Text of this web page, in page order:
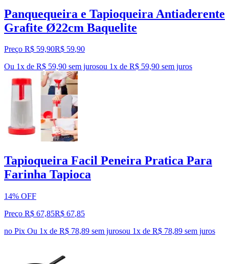
Panquequeira e Tapioqueira Antiaderente
Grafite Ø22cm Baquelite
Preço R$ 59,90R$ 59,90
Ou 1x de R$ 59,90 sem jurosou 1x de R$ 59,90 sem juros
Tapioqueira Facil Peneira Pratica Para
Farinha Tapioca
14% OFF
Preço R$ 67,85R$ 67,85
no Pix Ou 1x de R$ 78,89 sem jurosou 1x de R$ 78,89 sem juros